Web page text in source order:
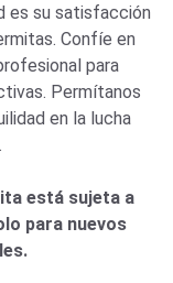
es su satisfacción
Confíe en
para
Permítanos
en la lucha
está sujeta a
para nuevos